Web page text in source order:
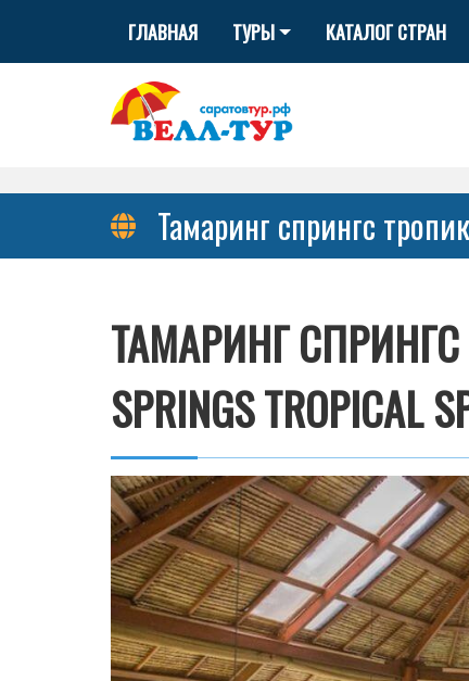
ГЛАВНАЯ ТУРЫ КАТАЛОГ СТРАН
Тамаринг спрингс
ТАМАРИНГ СПРИНГС
SPRINGS TROPICAL